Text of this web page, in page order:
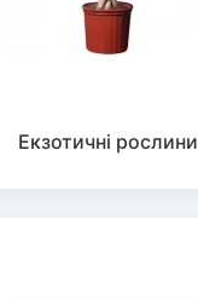
Екзотичні рослини